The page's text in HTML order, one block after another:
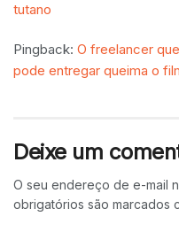
tutano
Pingback: O freelancer
pode entregar queima o
Deixe um
O seu endereço de e-mail
obrigatórios são marcados